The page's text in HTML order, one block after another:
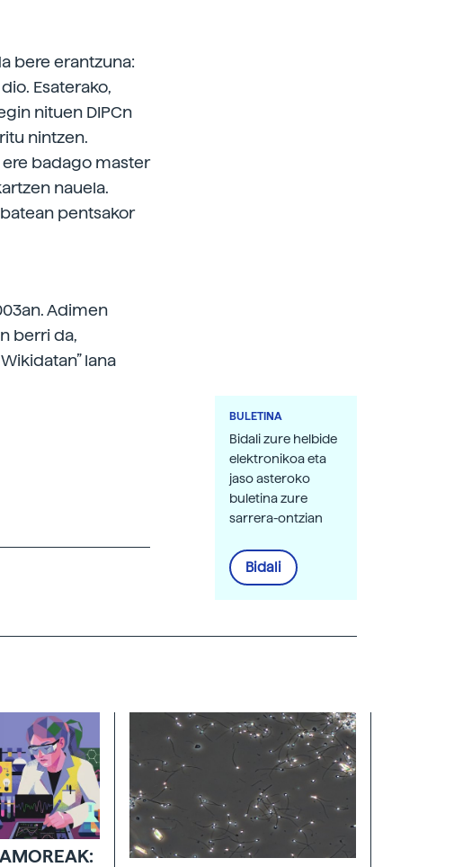
bere erantzuna:
Esaterako,
nituen DIPCn
nintzen.
ere badago master
nauela.
batean pentsakor
Adimen
berri da,
lana
BULETINA
Bidali zure helbide
elektronikoa eta
jaso asteroko
buletina zure
sarrera-ontzian
Bidali